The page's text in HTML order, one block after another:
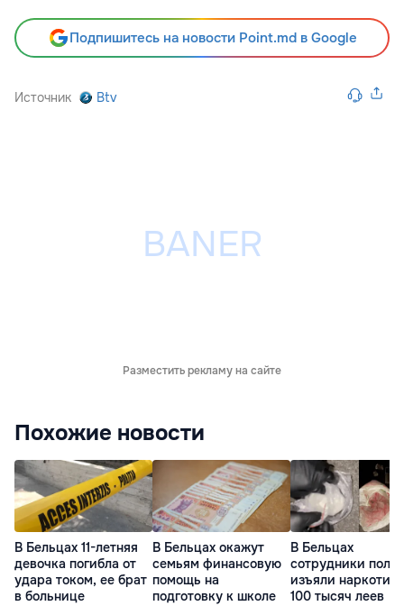
Подпишитесь на новости Point.md в Google
Источник Btv
Разместить рекламу на сайте
Похожие новости
В Бельцах 11-летняя
девочка погибла от
удара током, ее брат
в больнице
В Бельцах окажут
семьям финансовую
помощь на
подготовку к школе
В Бельцах
сотрудники
изъяли
100 тысяч леев